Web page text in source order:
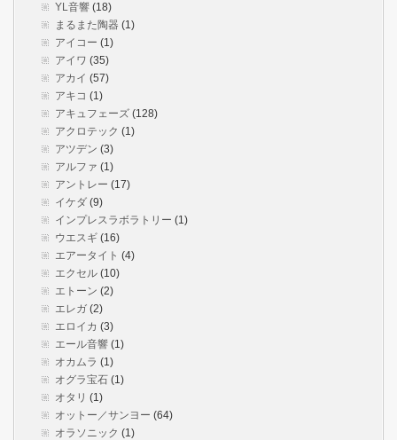
YL音響 (18)
まるまた陶器 (1)
アイコー (1)
アイワ (35)
アカイ (57)
アキコ (1)
アキュフェーズ (128)
アクロテック (1)
アツデン (3)
アルファ (1)
アントレー (17)
イケダ (9)
インプレスラボラトリー (1)
ウエスギ (16)
エアータイト (4)
エクセル (10)
エトーン (2)
エレガ (2)
エロイカ (3)
エール音響 (1)
オカムラ (1)
オグラ宝石 (1)
オタリ (1)
オットー／サンヨー (64)
オラソニック (1)